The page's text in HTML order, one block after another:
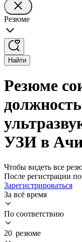
Резюме
Найти
Резюме
УЗИ в
Чтобы видеть все
После регистрации
Зарегистрироваться
За всё время
По соответствию
20 резюме